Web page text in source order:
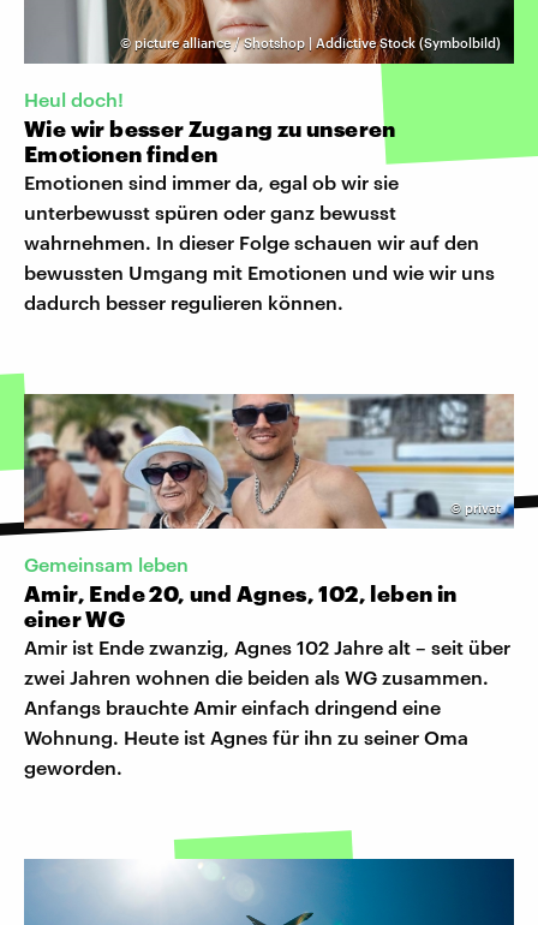
©picture alliance / Shotshop | Addictive Stock (Symbolbild)
Heul doch!
Wie wir besser Zugang zu unseren
Emotionen finden
Emotionen sind immer da, egal ob wir sie
unterbewusst spüren oder ganz bewusst
wahrnehmen. In dieser Folge schauen wir auf den
bewussten Umgang mit Emotionen und wie wir uns
dadurch besser regulieren können.
© privat
Gemeinsam leben
Amir, Ende 20, und Agnes, 102, leben in
einer WG
Amir ist Ende zwanzig, Agnes 102 Jahre alt – seit über
zwei Jahren wohnen die beiden als WG zusammen.
Anfangs brauchte Amir einfach dringend eine
Wohnung. Heute ist Agnes für ihn zu seiner Oma
geworden.